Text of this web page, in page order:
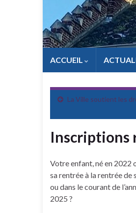
ACCUEIL
La Ville soutient les
Inscriptions
Votre enfant, né en 2022
sa rentrée à la rentrée de
ou dans le courant de
2025 ?